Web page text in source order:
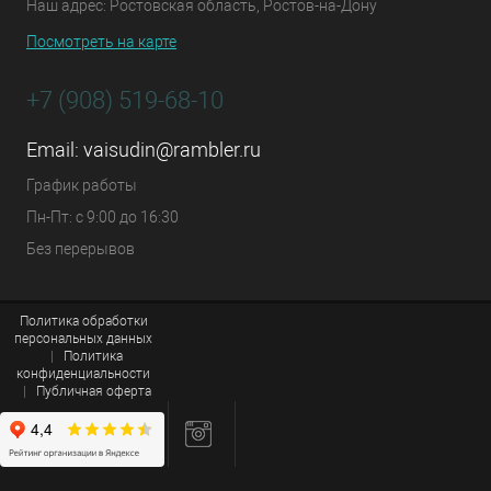
Наш адрес: Ростовская область, Ростов-на-Дону
Посмотреть на карте
+7 (908) 519-68-10
Email: vaisudin@rambler.ru
График работы
Пн-Пт: с 9:00 до 16:30
Без перерывов
Политика обработки
персональных данных
Политика
конфиденциальности
Публичная оферта